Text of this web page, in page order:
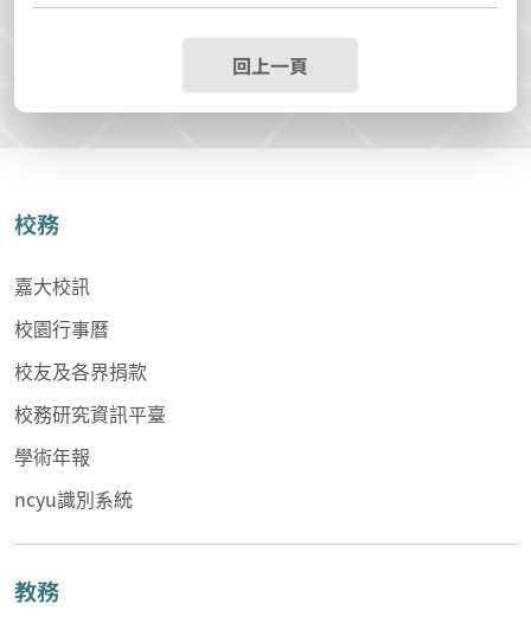
回上一頁
校務
嘉大校訊
校園行事曆
校友及各界捐款
校務研究資訊平臺
學術年報
ncyu識別系統
教務